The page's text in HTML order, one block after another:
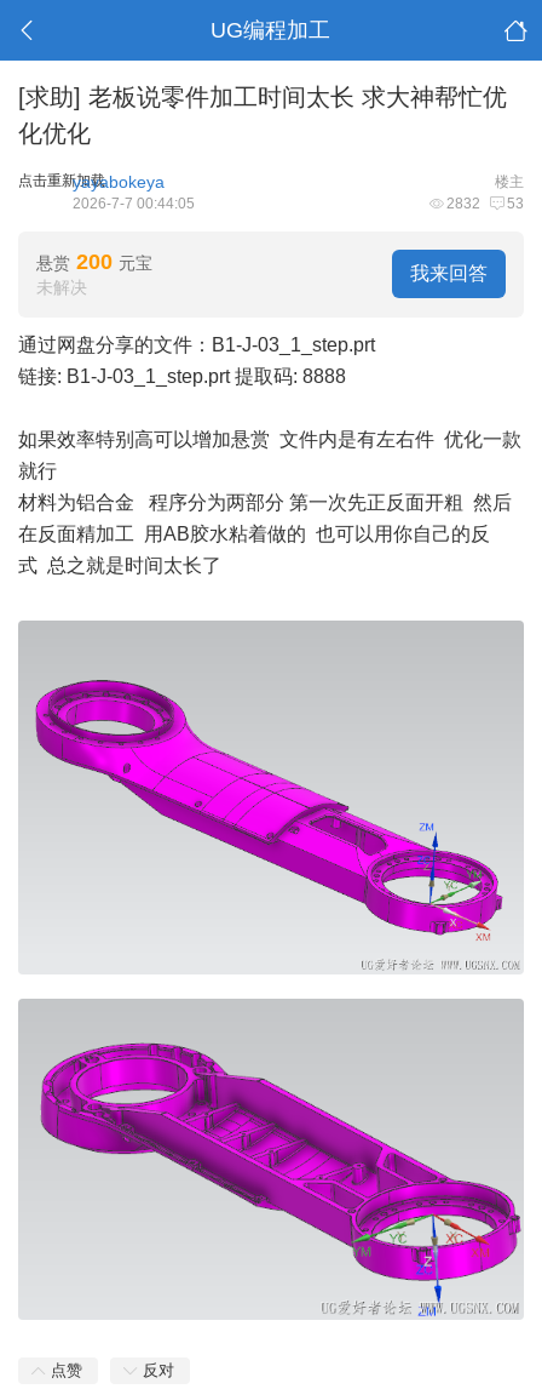
UG编程加工
[求助] 老板说零件加工时间太长 求大神帮忙优
化优化
点击重新加载 楼主
yayabokeya
2832 53
2026-7-7 00:44:05
我来回答
悬赏 200 元宝
未解决
通过网盘分享的文件：B1-J-03_1_step.prt
链接: B1-J-03_1_step.prt提取码: 8888
如果效率特别高可以增加悬赏 文件内是有左右件 优化一款
就行
材料为铝合金 程序分为两部分 第一次先正反面开粗 然后
在反面精加工 用AB胶水粘着做的 也可以用你自己的反
式 总之就是时间太长了
点赞 反对